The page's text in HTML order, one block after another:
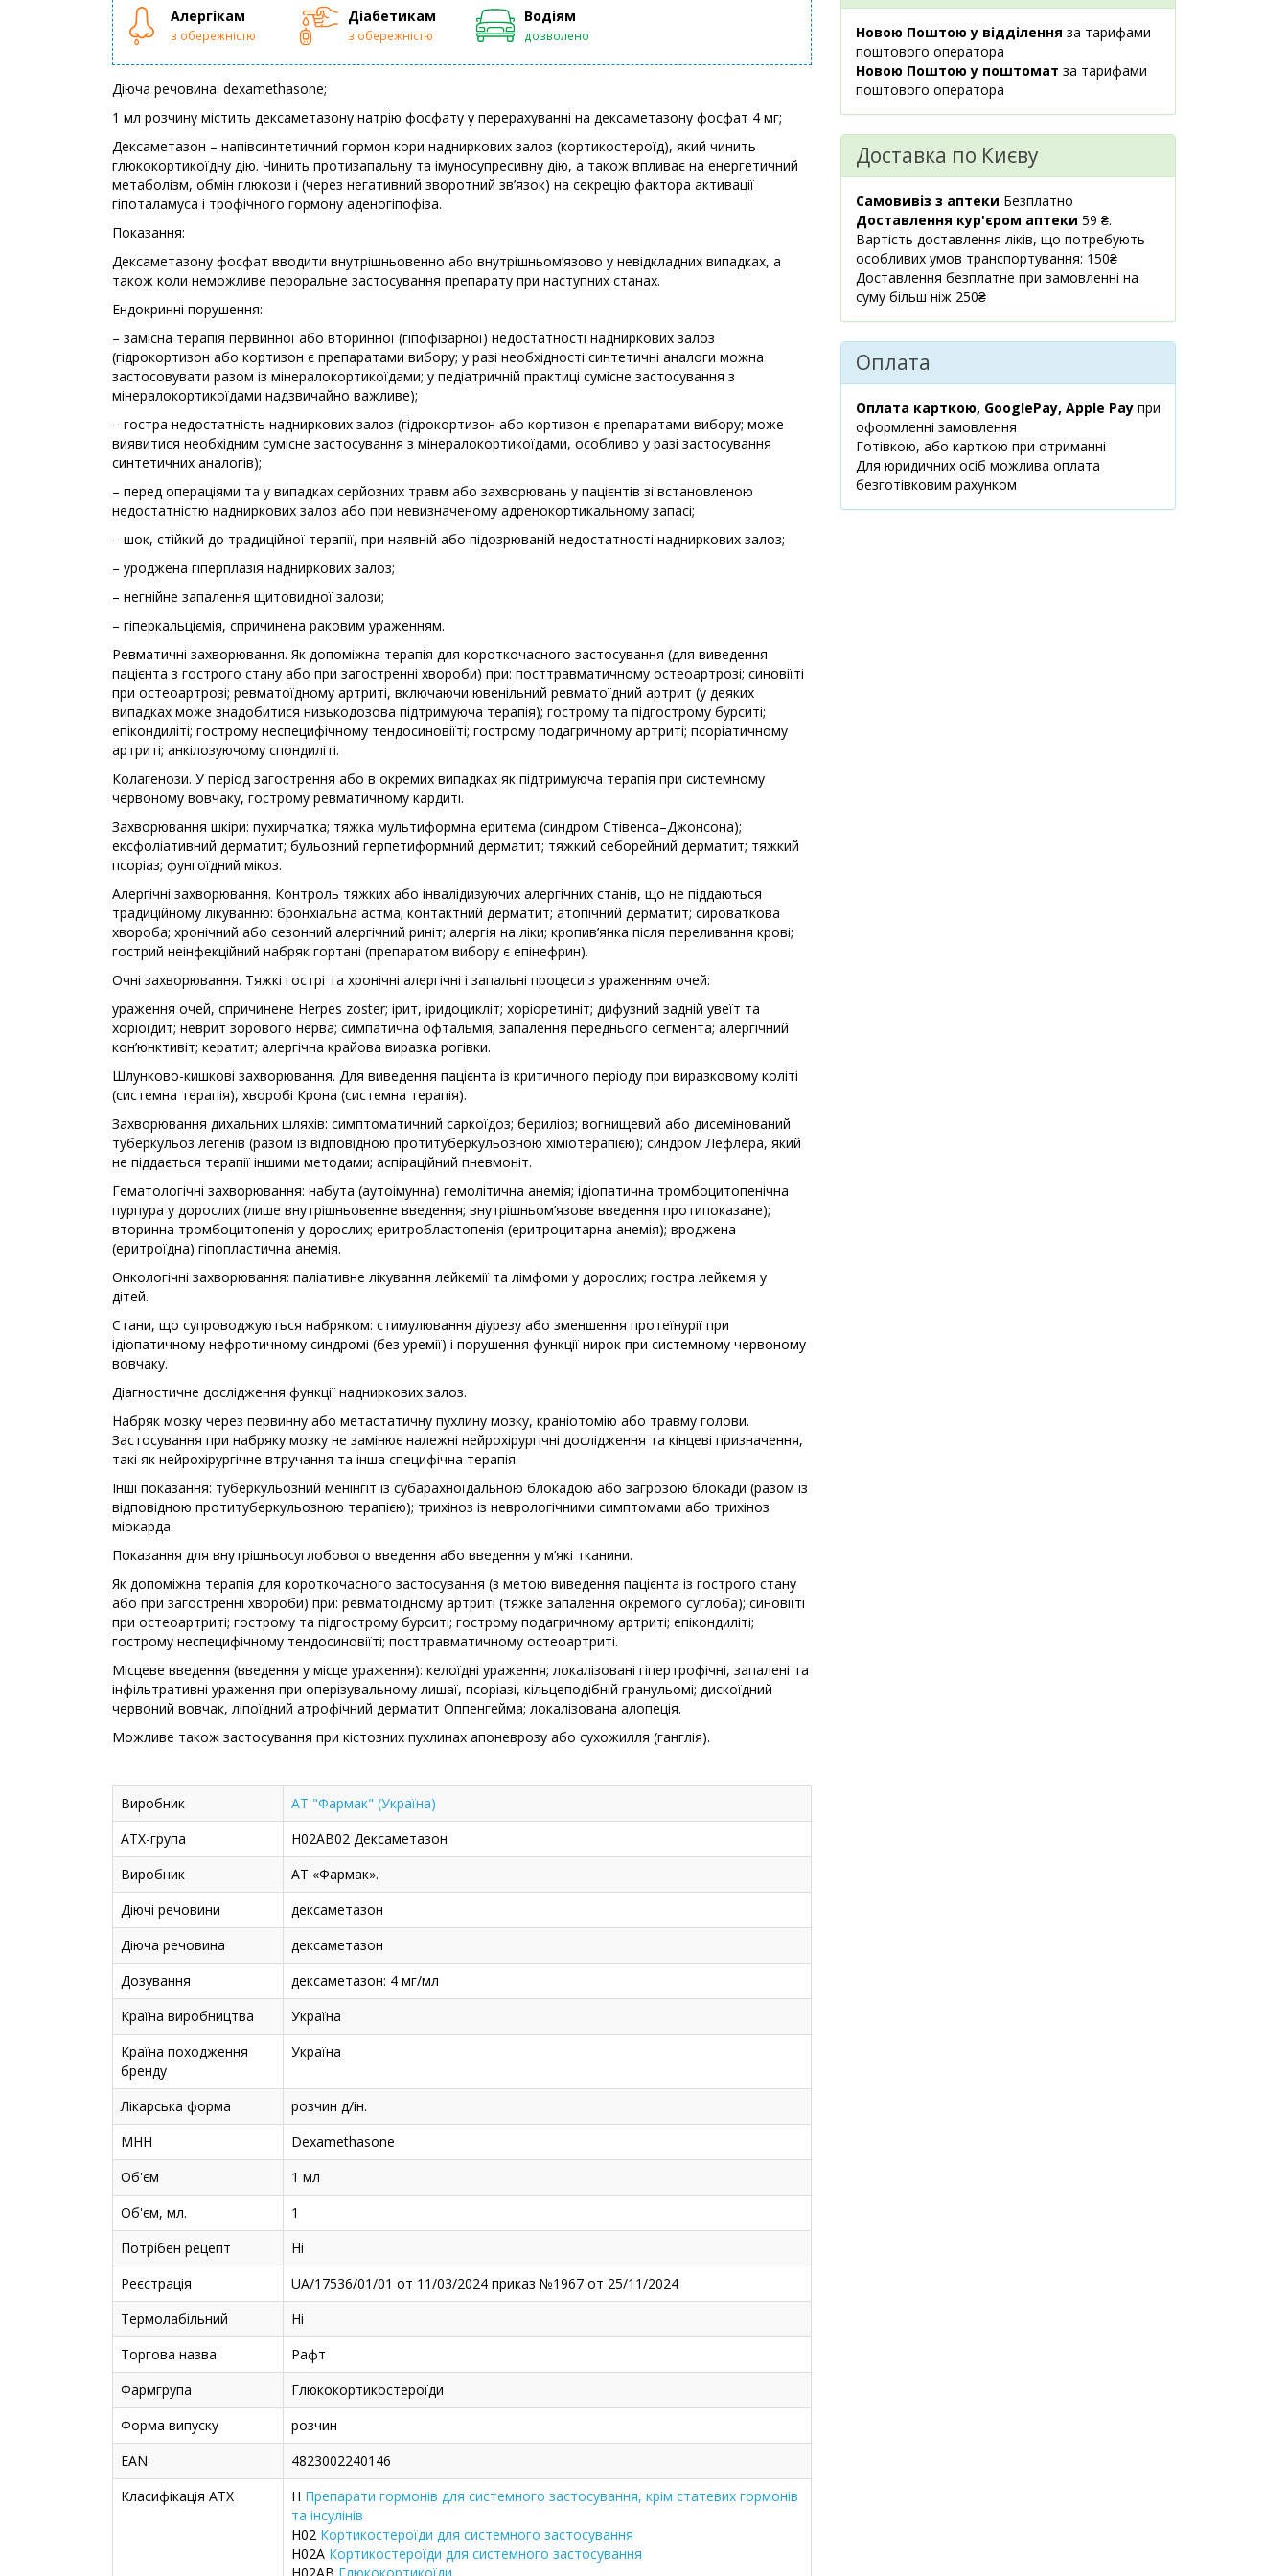
Алергікам
з обережністю
Діабетикам
з обережністю
Водіям
дозволено
Діюча речовина: dexamethasone;
1 мл розчину містить дексаметазону натрію фосфату у перерахуванні на дексаметазону фосфат 4 мг;
Дексаметазон – напівсинтетичний гормон кори надниркових залоз (кортикостероїд), який чинить
глюкокортикоїдну дію. Чинить протизапальну та імуносупресивну дію, а також впливає на енергетичний
метаболізм, обмін глюкози і (через негативний зворотний зв’язок) на секрецію фактора активації
гіпоталамуса і трофічного гормону аденогіпофіза.
Показання:
Дексаметазону фосфат вводити внутрішньовенно або внутрішньом’язово у невідкладних випадках, а
також коли неможливе пероральне застосування препарату при наступних станах.
Ендокринні порушення:
– замісна терапія первинної або вторинної (гіпофізарної) недостатності надниркових залоз
(гідрокортизон або кортизон є препаратами вибору; у разі необхідності синтетичні аналоги можна
застосовувати разом із мінералокортикоїдами; у педіатричній практиці сумісне застосування з
мінералокортикоїдами надзвичайно важливе);
– гостра недостатність надниркових залоз (гідрокортизон або кортизон є препаратами вибору; може
виявитися необхідним сумісне застосування з мінералокортикоїдами, особливо у разі застосування
синтетичних аналогів);
– перед операціями та у випадках серйозних травм або захворювань у пацієнтів зі встановленою
недостатністю надниркових залоз або при невизначеному адренокортикальному запасі;
– шок, стійкий до традиційної терапії, при наявній або підозрюваній недостатності надниркових залоз;
– уроджена гіперплазія надниркових залоз;
– негнійне запалення щитовидної залози;
– гіперкальціємія, спричинена раковим ураженням.
Ревматичні захворювання. Як допоміжна терапія для короткочасного застосування (для виведення
пацієнта з гострого стану або при загостренні хвороби) при: посттравматичному остеоартрозі; синовіїті
при остеоартрозі; ревматоїдному артриті, включаючи ювенільний ревматоїдний артрит (у деяких
випадках може знадобитися низькодозова підтримуюча терапія); гострому та підгострому бурситі;
епікондиліті; гострому неспецифічному тендосиновіїті; гострому подагричному артриті; псоріатичному
артриті; анкілозуючому спондиліті.
Колагенози. У період загострення або в окремих випадках як підтримуюча терапія при системному
червоному вовчаку, гострому ревматичному кардиті.
Захворювання шкіри: пухирчатка; тяжка мультиформна еритема (синдром Стівенса–Джонсона);
ексфоліативний дерматит; бульозний герпетиформний дерматит; тяжкий себорейний дерматит; тяжкий
псоріаз; фунгоїдний мікоз.
Алергічні захворювання. Контроль тяжких або інвалідизуючих алергічних станів, що не піддаються
традиційному лікуванню: бронхіальна астма; контактний дерматит; атопічний дерматит; сироваткова
хвороба; хронічний або сезонний алергічний риніт; алергія на ліки; кропив’янка після переливання крові;
гострий неінфекційний набряк гортані (препаратом вибору є епінефрин).
Очні захворювання. Тяжкі гострі та хронічні алергічні і запальні процеси з ураженням очей:
ураження очей, спричинене Нerpes zoster; ірит, іридоцикліт; хоріоретиніт; дифузний задній увеїт та
хоріоїдит; неврит зорового нерва; симпатична офтальмія; запалення переднього сегмента; алергічний
кон’юнктивіт; кератит; алергічна крайова виразка рогівки.
Шлунково-кишкові захворювання. Для виведення пацієнта із критичного періоду при виразковому коліті
(системна терапія), хворобі Крона (системна терапія).
Захворювання дихальних шляхів: симптоматичний саркоїдоз; бериліоз; вогнищевий або дисемінований
туберкульоз легенів (разом із відповідною протитуберкульозною хіміотерапією); синдром Лефлера, який
не піддається терапії іншими методами; аспіраційний пневмоніт.
Гематологічні захворювання: набута (аутоімунна) гемолітична анемія; ідіопатична тромбоцитопенічна
пурпура у дорослих (лише внутрішньовенне введення; внутрішньом’язове введення протипоказане);
вторинна тромбоцитопенія у дорослих; еритробластопенія (еритроцитарна анемія); вроджена
(еритроїдна) гіпопластична анемія.
Онкологічні захворювання: паліативне лікування лейкемії та лімфоми у дорослих; гостра лейкемія у
дітей.
Стани, що супроводжуються набряком: стимулювання діурезу або зменшення протеїнурії при
ідіопатичному нефротичному синдромі (без уремії) і порушення функції нирок при системному червоному
вовчаку.
Діагностичне дослідження функції надниркових залоз.
Набряк мозку через первинну або метастатичну пухлину мозку, краніотомію або травму голови.
Застосування при набряку мозку не замінює належні нейрохірургічні дослідження та кінцеві призначення,
такі як нейрохірургічне втручання та інша специфічна терапія.
Інші показання: туберкульозний менінгіт із субарахноїдальною блокадою або загрозою блокади (разом із
відповідною протитуберкульозною терапією); трихіноз із неврологічними симптомами або трихіноз
міокарда.
Показання для внутрішньосуглобового введення або введення у м’які тканини.
Як допоміжна терапія для короткочасного застосування (з метою виведення пацієнта із гострого стану
або при загостренні хвороби) при: ревматоїдному артриті (тяжке запалення окремого суглоба); синовіїті
при остеоартриті; гострому та підгострому бурситі; гострому подагричному артриті; епікондиліті;
гострому неспецифічному тендосиновіїті; посттравматичному остеоартриті.
Місцеве введення (введення у місце ураження): келоїдні ураження; локалізовані гіпертрофічні, запалені та
інфільтративні ураження при оперізувальному лишаї, псоріазі, кільцеподібній гранульомі; дискоїдний
червоний вовчак, ліпоїдний атрофічний дерматит Оппенгейма; локалізована алопеція.
Можливе також застосування при кістозних пухлинах апоневрозу або сухожилля (ганглія).
Виробник
АТ "Фармак" (Україна)
АТХ-група
H02AB02 Дексаметазон
Виробник
АТ «Фармак».
Діючі речовини
дексаметазон
Діюча речовина
дексаметазон
Дозування
дексаметазон: 4 мг/мл
Країна виробництва
Україна
Країна походження
бренду
Україна
Лікарська форма
розчин д/ін.
МНН
Dexamethasone
Об'єм
1 мл
Об'єм, мл.
1
Потрібен рецепт
Ні
Реєстрація
UA/17536/01/01 от 11/03/2024 приказ №1967 от 25/11/2024
Термолабільний
Ні
Торгова назва
Рафт
Фармгрупа
Глюкокортикостероїди
Форма випуску
розчин
EAN
4823002240146
Класифікація ATX
H Препарати гормонів для системного застосування, крім статевих гормонів
та інсулінів
H02 Кортикостероїди для системного застосування
H02A Кортикостероїди для системного застосування
Українки, 9
08:00-21:00
маршрут
м.Київ,
маршрут
м.Київ,
бул.Тараса
Шевченка, 36А
08:00-21:00
маршрут
Доставимо
до 3 діб
08:00-21:00
маршрут
278.70 ₴
Київська
обл., м. Київ,
вул.
Митриполита
Доставимо
до 3 діб
Новою Поштою у відділення за тарифами
поштового оператора
Новою Поштою у поштомат за тарифами
поштового оператора
Доставка по Києву
Самовивіз з аптеки Безплатно
Доставлення кур'єром аптеки 59 ₴.
Вартість доставлення ліків, що потребують
особливих умов транспортування: 150₴
Доставлення безплатне при замовленні на
суму більш ніж 250₴
Оплата
Оплата карткою, GooglePay, Apple Pay при
оформленні замовлення
Готівкою, або карткою при отриманні
Для юридичних осіб можлива оплата
безготівковим рахунком